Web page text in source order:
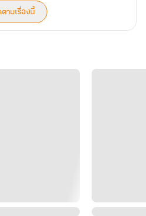
มที
ะสงค์บางอย่างนะ
ะนี่
ามเรื่องนี้